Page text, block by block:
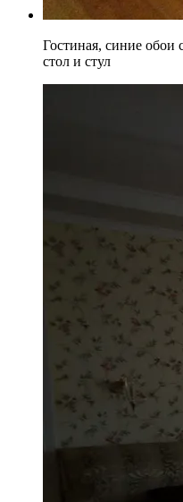
Гостиная, синие обои
стол и стул